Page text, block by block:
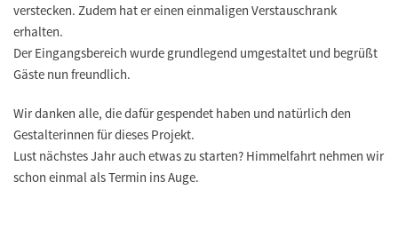
verstecken. Zudem hat er einen einmaligen Verstauschrank
erhalten.
Der Eingangsbereich wurde grundlegend umgestaltet und begrüßt
Gäste nun freundlich.
Wir danken alle, die dafür gespendet haben und natürlich den
Gestalterinnen für dieses Projekt.
Lust nächstes Jahr auch etwas zu starten? Himmelfahrt nehmen wir
schon einmal als Termin ins Auge.